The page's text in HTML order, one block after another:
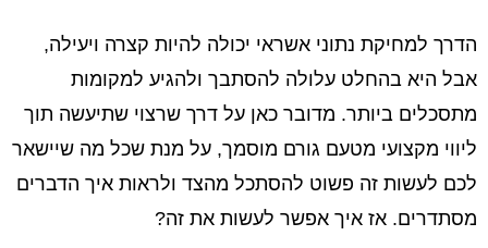
הדרך למחיקת נתוני אשראי יכולה להיות קצרה ויעילה,
אבל היא בהחלט עלולה להסתבך ולהגיע למקומות
מתסכלים ביותר. מדובר כאן על דרך שרצוי שתיעשה תוך
ליווי מקצועי מטעם גורם מוסמך, על מנת שכל מה שיישאר
לכם לעשות זה פשוט להסתכל מהצד ולראות איך הדברים
מסתדרים. אז איך אפשר לעשות את זה?